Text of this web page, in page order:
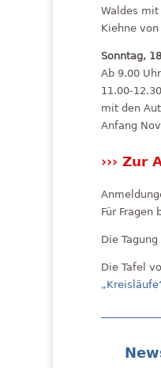
Waldes mit
Kiehne
Sonntag,
Ab 9.00
11.00-
mit den
Anfang
››› Zur
Für Fragen
Die
Die Tafel